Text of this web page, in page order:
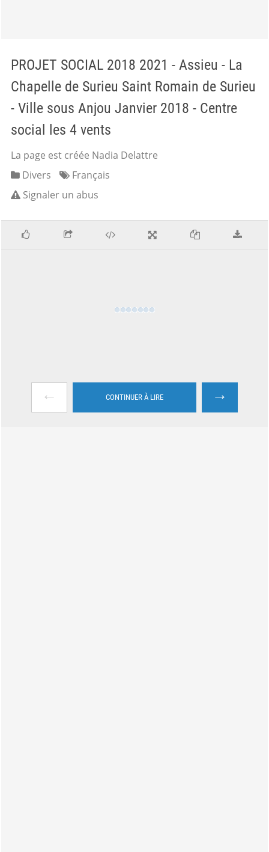
PROJET SOCIAL 2018 2021 - Assieu - La
Chapelle de Surieu Saint Romain de Surieu
- Ville sous Anjou Janvier 2018 - Centre
social les 4 vents
La page est créée Nadia Delattre
Divers
Français
Signaler un abus
← CONTINUER À LIRE →